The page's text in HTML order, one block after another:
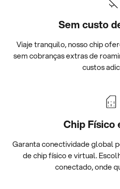
Sem custo
Viaje tranquilo, nosso chip
sem cobranças extras de
custos
Chip Físico
Garanta conectividade global
de chip físico e virtual.
conectado, onde